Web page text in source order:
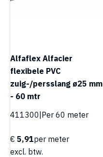
Alfaflex Alfacier
flexibele PVC
zuig-/persslang ø25 mm
- 60 mtr
411300|Per 60 meter
€ 5,91per meter
excl. btw.